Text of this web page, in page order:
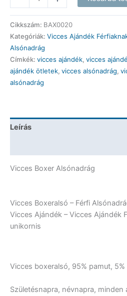
Boxer
Alsónadrág
-
Dabbelő
unikornis
-
Vicces
Ajándék
Cikkszám: BAX0020
Kategóriák: Vicces Ajándék
Alsónadrág
Címkék: vicces ajándék, vicces
ajándék ötletek, vicces alsónadrág,
alsónadrág
Leírás
Vicces Boxer Alsónadrág
Vicces Boxeralsó – Férfi
Vicces Ajándék – Vicces Ajándék
unikornis
Vicces boxeralsó, 95% pamut, 5%
Születésnapra, névnapra, minden